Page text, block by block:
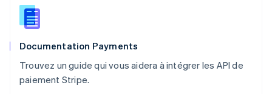
Documentation Payments
Trouvez un guide qui vous aidera à intégrer les API de
paiement Stripe.
English
Roumanie
Royaume-Uni
Singapour
English 简体中文